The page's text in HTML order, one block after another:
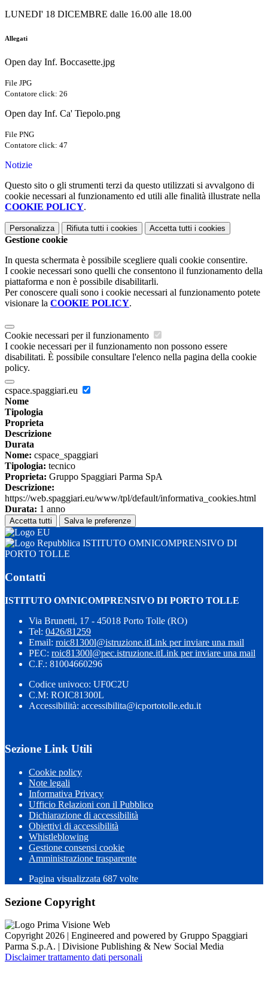
LUNEDI' 18 DICEMBRE dalle 16.00 alle 18.00
Allegati
Open day Inf. Boccasette.jpg
File JPG
Contatore click: 26
Open day Inf. Ca' Tiepolo.png
File PNG
Contatore click: 47
Notizie
Questo sito o gli strumenti terzi da questo utilizzati si avvalgono di
cookie necessari al funzionamento ed utili alle finalità illustrate nella
COOKIE POLICY.
Personalizza Rifiuta tutti i cookies Accetta tutti i cookies
Gestione cookie
In questa schermata è possibile scegliere quali cookie consentire.
I cookie necessari sono quelli che consentono il funzionamento della
piattaforma e non è possibile disabilitarli.
Per conoscere quali sono i cookie necessari al funzionamento potete
visionare la COOKIE POLICY.
Cookie necessari per il funzionamento
I cookie necessari per il funzionamento non possono essere
disabilitati. È possibile consultare l'elenco nella pagina della cookie
policy.
cspace.spaggiari.eu
Nome
Tipologia
Proprieta
Descrizione
Durata
Nome: cspace_spaggiari
Tipologia: tecnico
Proprieta: Gruppo Spaggiari Parma SpA
Descrizione:
https://web.spaggiari.eu/www/tpl/default/informativa_cookies.html
Durata: 1 anno
Accetta tutti Salva le preferenze
ISTITUTO OMNICOMPRENSIVO DI
PORTO TOLLE
Contatti
ISTITUTO OMNICOMPRENSIVO DI PORTO TOLLE
Via Brunetti, 17 - 45018 Porto Tolle (RO)
Tel: 0426/81259
Email: roic81300l@istruzione.itLink per inviare una mail
PEC: roic81300l@pec.istruzione.itLink per inviare una mail
C.F.: 81004660296
Codice univoco: UF0C2U
C.M: ROIC81300L
Accessibilità: accessibilita@icportotolle.edu.it
Sezione Link Utili
Cookie policy
Note legali
Informativa Privacy
Ufficio Relazioni con il Pubblico
Dichiarazione di accessibilità
Obiettivi di accessibilità
Whistleblowing
Gestione consensi cookie
Amministrazione trasparente
Pagina visualizzata 687 volte
Sezione Copyright
Copyright 2026 | Engineered and powered by Gruppo Spaggiari
Parma S.p.A. | Divisione Publishing & New Social Media
Disclaimer trattamento dati personali